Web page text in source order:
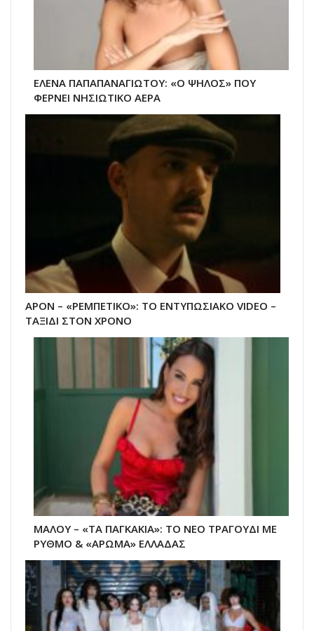
ΕΛΕΝΑ ΠΑΠΑΠΑΝΑΓΙΩΤΟΥ: «Ο ΨΗΛΟΣ» ΠΟΥ
ΦΕΡΝΕΙ ΝΗΣΙΩΤΙΚΟ ΑΕΡΑ
APON – «ΡΕΜΠΕΤΙΚΟ»: ΤΟ ΕΝΤΥΠΩΣΙΑΚΟ VIDEO –
ΤΑΞΙΔΙ ΣΤΟΝ ΧΡΟΝΟ
ΜΑΛΟΥ – «ΤΑ ΠΑΓΚΑΚΙΑ»: ΤΟ ΝΕΟ ΤΡΑΓΟΥΔΙ ΜΕ
ΡΥΘΜΟ & «ΑΡΩΜΑ» ΕΛΛΑΔΑΣ